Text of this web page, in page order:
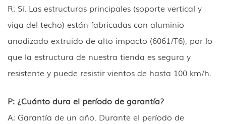
R: Sí. Las estructuras principales (soporte vertical y
viga del techo) están fabricadas con aluminio
anodizado extruido de alto impacto (6061/T6), por lo
que la estructura de nuestra tienda es segura y
resistente y puede resistir vientos de hasta 100 km/h.
P: ¿Cuánto dura el período de garantía?
A: Garantía de un año. Durante el período de